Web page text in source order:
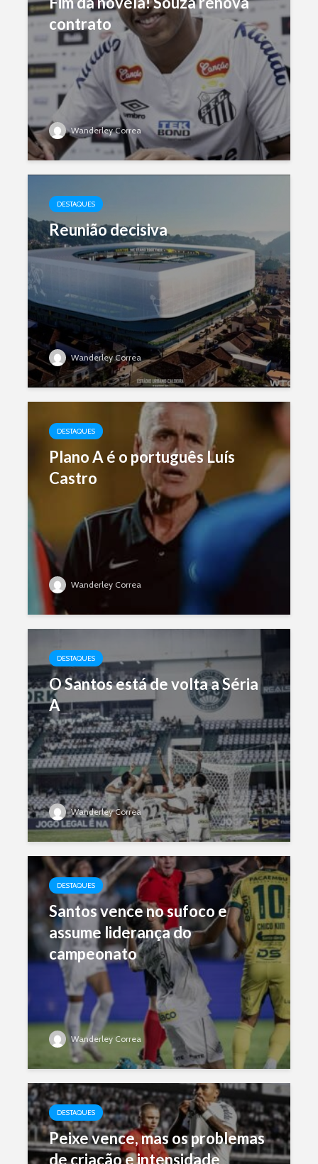
contrato
Wanderley Correa
DESTAQUES
Reunião decisiva
Wanderley Correa
DESTAQUES
Plano A é o português Luís
Castro
Wanderley Correa
DESTAQUES
O Santos está de volta a Séria
A
Wanderley Correa
DESTAQUES
Santos vence no sufoco e
assume liderança do
campeonato
Wanderley Correa
DESTAQUES
Peixe vence, mas os problemas
de criação e intensidade